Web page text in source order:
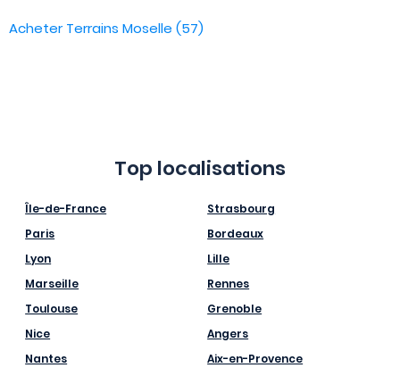
Acheter Terrains Moselle (57)
Top localisations
Île-de-France
Paris
Lyon
Marseille
Toulouse
Nice
Nantes
Strasbourg
Bordeaux
Lille
Rennes
Grenoble
Angers
Aix-en-Provence